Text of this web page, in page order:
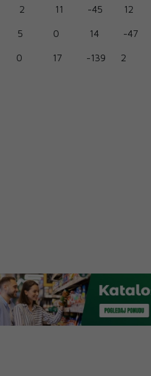
2 11 -45 12
5 0 14 -47
0 17 -139 2